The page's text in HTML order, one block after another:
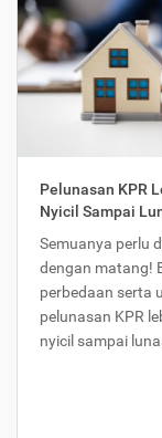
Pelunasan KPR
Nyicil Sampai
Semuanya perlu
dengan matang!
perbedaan serta
pelunasan KPR
nyicil sampai